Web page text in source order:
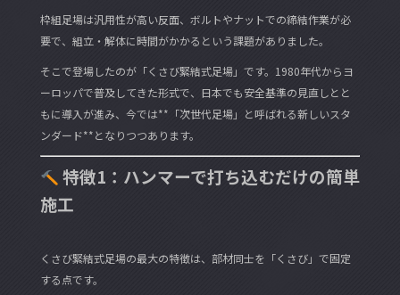
枠組足場は汎用性が高い反面、ボルトやナットでの締結作業が必
要で、組立・解体に時間がかかるという課題がありました。
そこで登場したのが「くさび緊結式足場」です。1980年代からヨ
ーロッパで普及してきた形式で、日本でも安全基準の見直しとと
もに導入が進み、今では**「次世代足場」と呼ばれる新しいスタ
ンダード**となりつつあります。
特徴1：ハンマーで打ち込むだけの簡単
施工
くさび緊結式足場の最大の特徴は、部材同士を「くさび」で固定
する点です。